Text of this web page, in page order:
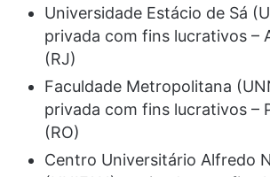
Universidade Estácio de Sá
privada com fins lucrativos –
(RJ)
Faculdade Metropolitana
privada com fins lucrativos –
(RO)
Centro Universitário Alfredo